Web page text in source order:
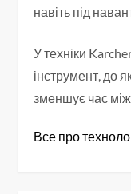
навіть під
У техніки
інструмент, до
зменшує час
Все про